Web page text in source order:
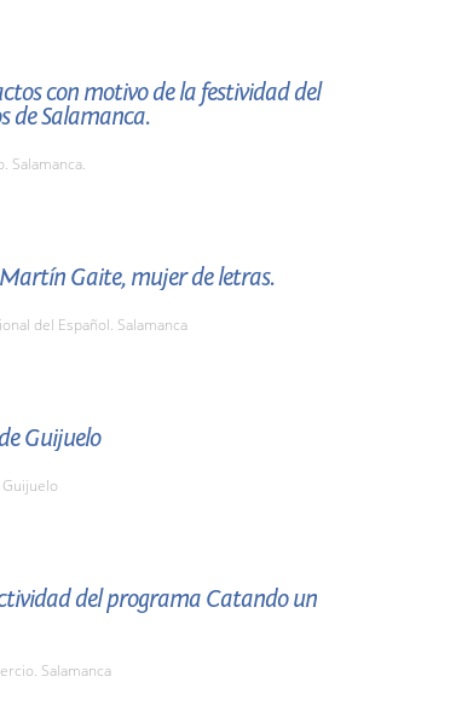
con motivo de la festividad del
de Salamanca.
Salamanca.
Gaite, mujer de letras.
del Español. Salamanca
Guijuelo
Guijuelo
del programa Catando un
Salamanca